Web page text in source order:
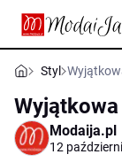
Styl
Modaija.pl
12